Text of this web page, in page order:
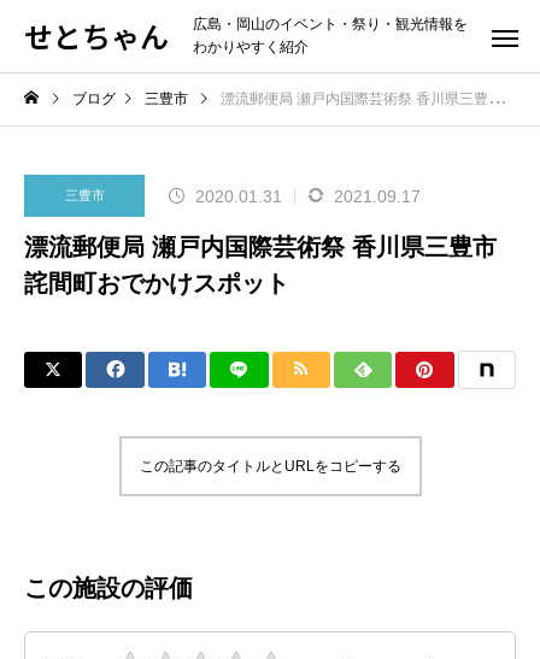
せとちゃん
広島・岡山のイベント・祭り・観光情報を
わかりやすく紹介
ブログ 三豊市 漂流郵便局 瀬戸内国際芸術祭 香川県三豊市詫間町おでかけスポット
三豊市 2020.01.31 2021.09.17
漂流郵便局 瀬戸内国際芸術祭 香川県三豊市
詫間町おでかけスポット
この記事のタイトルとURLをコピーする
この施設の評価